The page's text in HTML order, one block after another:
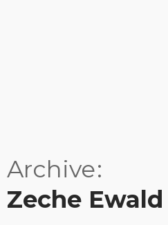
Archive
Zeche Ewald